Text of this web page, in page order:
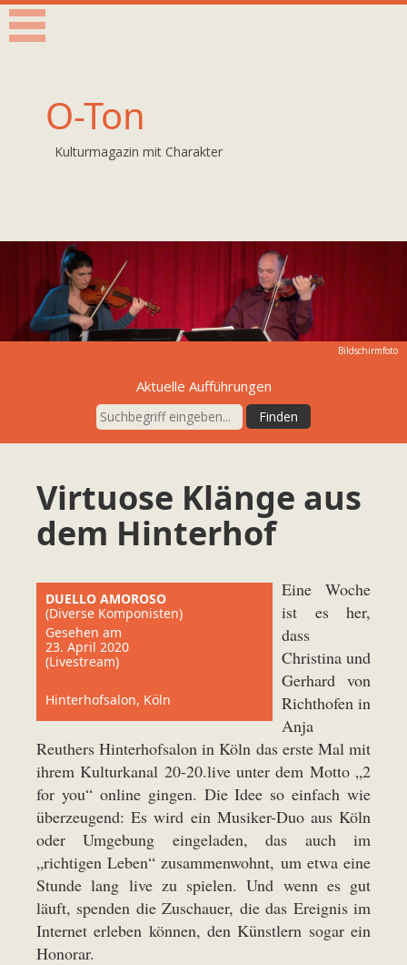
O-Ton
Kulturmagazin mit Charakter
Bildschirmfoto
Aktuelle Aufführungen
Virtuose Klänge aus
dem Hinterhof
DUELLO AMOROSO
(Diverse Komponisten)
Gesehen am
23. April 2020
(Livestream)
Hinterhofsalon, Köln
Eine Woche
ist es her,
dass
Christina und
Gerhard von
Richthofen in
Anja
Reuthers Hinterhofsalon in Köln das erste Mal mit
ihrem Kulturkanal 20-20.live unter dem Motto „2
for you“ online gingen. Die Idee so einfach wie
überzeugend: Es wird ein Musiker-Duo aus Köln
oder Umgebung eingeladen, das auch im
„richtigen Leben“ zusammenwohnt, um etwa eine
Stunde lang live zu spielen. Und wenn es gut
läuft, spenden die Zuschauer, die das Ereignis im
Internet erleben können, den Künstlern sogar ein
Honorar.